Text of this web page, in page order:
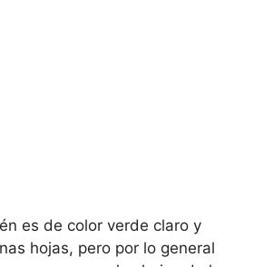
es de color verde claro y
hojas, pero por lo general